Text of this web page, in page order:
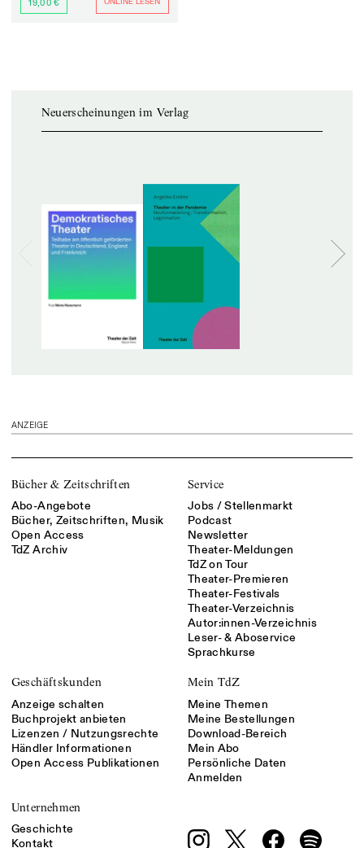
19,00 €
Neuerscheinungen im Verlag
ANZEIGE
Bücher & Zeitschriften
Abo-Angebote
Bücher, Zeitschriften, Musik
Open Access
TdZ Archiv
Service
Jobs / Stellenmarkt
Podcast
Newsletter
Theater-Meldungen
TdZ on Tour
Theater-Premieren
Theater-Festivals
Theater-Verzeichnis
Autor:innen-Verzeichnis
Leser- & Aboservice
Sprachkurse
Geschäftskunden
Anzeige schalten
Buchprojekt anbieten
Lizenzen / Nutzungsrechte
Händler Informationen
Open Access Publikationen
Mein TdZ
Meine Themen
Meine Bestellungen
Download-Bereich
Mein Abo
Persönliche Daten
Anmelden
Unternehmen
Geschichte
Kontakt